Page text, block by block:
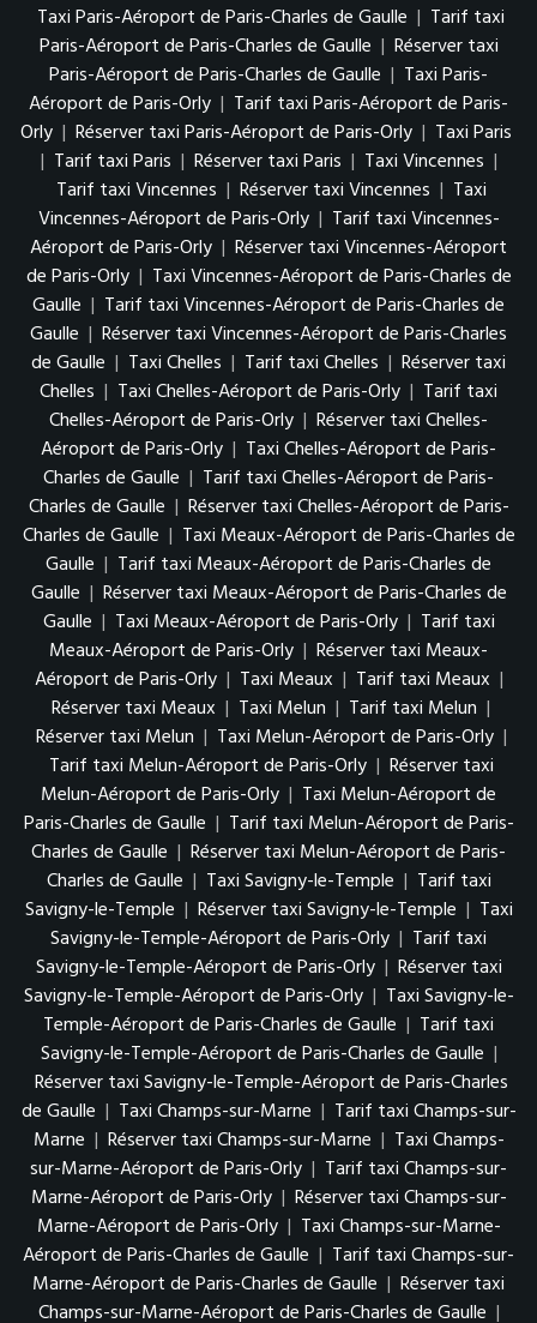
Taxi Paris-Aéroport de Paris-Charles de Gaulle | Tarif taxi
Paris-Aéroport de Paris-Charles de Gaulle | Réserver taxi
Paris-Aéroport de Paris-Charles de Gaulle | Taxi Paris-
Aéroport de Paris-Orly | Tarif taxi Paris-Aéroport de Paris-
Orly | Réserver taxi Paris-Aéroport de Paris-Orly | Taxi Paris
| Tarif taxi Paris | Réserver taxi Paris | Taxi Vincennes |
Tarif taxi Vincennes | Réserver taxi Vincennes | Taxi
Vincennes-Aéroport de Paris-Orly | Tarif taxi Vincennes-
Aéroport de Paris-Orly | Réserver taxi Vincennes-Aéroport
de Paris-Orly | Taxi Vincennes-Aéroport de Paris-Charles de
Gaulle | Tarif taxi Vincennes-Aéroport de Paris-Charles de
Gaulle | Réserver taxi Vincennes-Aéroport de Paris-Charles
de Gaulle | Taxi Chelles | Tarif taxi Chelles | Réserver taxi
Chelles | Taxi Chelles-Aéroport de Paris-Orly | Tarif taxi
Chelles-Aéroport de Paris-Orly | Réserver taxi Chelles-
Aéroport de Paris-Orly | Taxi Chelles-Aéroport de Paris-
Charles de Gaulle | Tarif taxi Chelles-Aéroport de Paris-
Charles de Gaulle | Réserver taxi Chelles-Aéroport de Paris-
Charles de Gaulle | Taxi Meaux-Aéroport de Paris-Charles de
Gaulle | Tarif taxi Meaux-Aéroport de Paris-Charles de
Gaulle | Réserver taxi Meaux-Aéroport de Paris-Charles de
Gaulle | Taxi Meaux-Aéroport de Paris-Orly | Tarif taxi
Meaux-Aéroport de Paris-Orly | Réserver taxi Meaux-
Aéroport de Paris-Orly | Taxi Meaux | Tarif taxi Meaux |
Réserver taxi Meaux | Taxi Melun | Tarif taxi Melun |
Réserver taxi Melun | Taxi Melun-Aéroport de Paris-Orly |
Tarif taxi Melun-Aéroport de Paris-Orly | Réserver taxi
Melun-Aéroport de Paris-Orly | Taxi Melun-Aéroport de
Paris-Charles de Gaulle | Tarif taxi Melun-Aéroport de Paris-
Charles de Gaulle | Réserver taxi Melun-Aéroport de Paris-
Charles de Gaulle | Taxi Savigny-le-Temple | Tarif taxi
Savigny-le-Temple | Réserver taxi Savigny-le-Temple | Taxi
Savigny-le-Temple-Aéroport de Paris-Orly | Tarif taxi
Savigny-le-Temple-Aéroport de Paris-Orly | Réserver taxi
Savigny-le-Temple-Aéroport de Paris-Orly | Taxi Savigny-le-
Temple-Aéroport de Paris-Charles de Gaulle | Tarif taxi
Savigny-le-Temple-Aéroport de Paris-Charles de Gaulle |
Réserver taxi Savigny-le-Temple-Aéroport de Paris-Charles
de Gaulle | Taxi Champs-sur-Marne | Tarif taxi Champs-sur-
Marne | Réserver taxi Champs-sur-Marne | Taxi Champs-
sur-Marne-Aéroport de Paris-Orly | Tarif taxi Champs-sur-
Marne-Aéroport de Paris-Orly | Réserver taxi Champs-sur-
Marne-Aéroport de Paris-Orly | Taxi Champs-sur-Marne-
Aéroport de Paris-Charles de Gaulle | Tarif taxi Champs-sur-
Marne-Aéroport de Paris-Charles de Gaulle | Réserver taxi
Champs-sur-Marne-Aéroport de Paris-Charles de Gaulle |